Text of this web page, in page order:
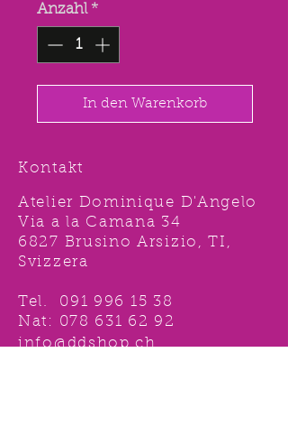
Anzahl *
In den Warenkorb
Kontakt
Atelier Dominique D'Angelo
Via a la Camana 34
6827 Brusino Arsizio, TI,
Svizzera
Tel. 091 996 15 38
Nat: 078 631 62 92
info@ddshop.ch